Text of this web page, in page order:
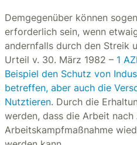
Demgegenüber können
erforderlich sein, wenn
andernfalls durch den Streik
Urteil v. 30. März 1982 – 1
Beispiel den Schutz von
betreffen, aber auch die
Nutztieren. Durch die
werden, dass die Arbeit nach
Arbeitskampfmaßnahme